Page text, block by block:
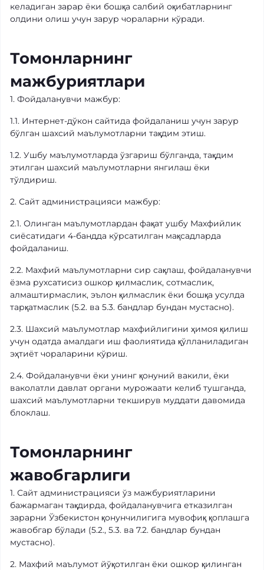
келадиган зарар ёки бошқа салбий оқибатларнинг
олдини олиш учун зарур чораларни кўради.
Томонларнинг
мажбуриятлари
1. Фойдаланувчи мажбур:
1.1. Интернет-дўкон сайтида фойдаланиш учун зарур
бўлган шахсий маълумотларни тақдим этиш.
1.2. Ушбу маълумотларда ўзгариш бўлганда, тақдим
этилган шахсий маълумотларни янгилаш ёки
тўлдириш.
2. Сайт администрацияси мажбур:
2.1. Олинган маълумотлардан фақат ушбу Махфийлик
сиёсатидаги 4-бандда кўрсатилган мақсадларда
фойдаланиш.
2.2. Махфий маълумотларни сир сақлаш, фойдаланувчи
ёзма рухсатисиз ошкор қилмаслик, сотмаслик,
алмаштирмаслик, эълон қилмаслик ёки бошқа усулда
тарқатмаслик (5.2. ва 5.3. бандлар бундан мустасно).
2.3. Шахсий маълумотлар махфийлигини ҳимоя қилиш
учун одатда амалдаги иш фаолиятида қўлланиладиган
эҳтиёт чораларини кўриш.
2.4. Фойдаланувчи ёки унинг қонуний вакили, ёки
ваколатли давлат органи мурожаати келиб тушганда,
шахсий маълумотларни текширув муддати давомида
блоклаш.
Томонларнинг
жавобгарлиги
1. Сайт администрацияси ўз мажбуриятларини
бажармаган тақдирда, фойдаланувчига етказилган
зарарни Ўзбекистон қонунчилигига мувофиқ қоплашга
жавобгар бўлади (5.2., 5.3. ва 7.2. бандлар бундан
мустасно).
2. Махфий маълумот йўқотилган ёки ошкор қилинган